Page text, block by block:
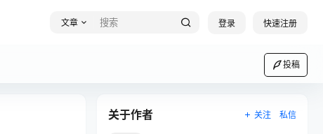
文章 登录 快速注册
投稿
关于作者 关注 私信